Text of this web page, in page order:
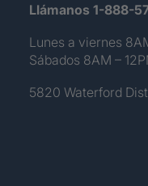
Llámanos 1-888-
Lunes a viernes
Sábados 8AM –
5820 Waterford